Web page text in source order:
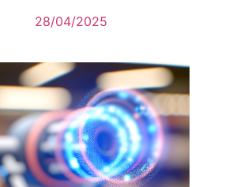
28/04/2025